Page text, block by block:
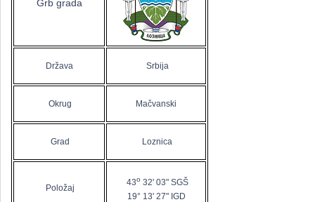
Grb grada
Država Srbija
Okrug Mačvanski
Grad Loznica
Položaj
43o 32' 03" SGŠ
19° 13' 27" IGD